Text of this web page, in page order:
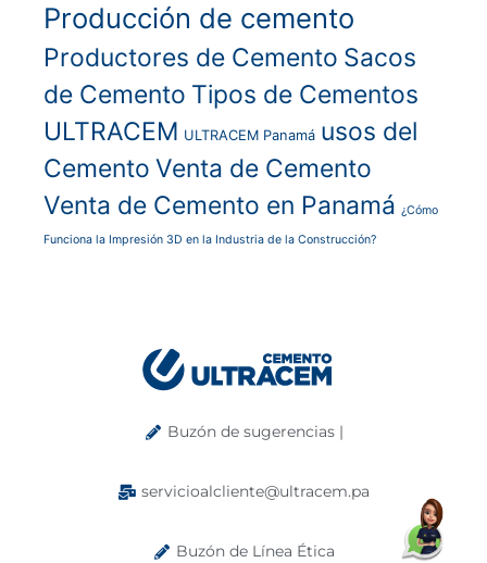
Producción de cemento
Productores de Cemento Sacos
de Cemento Tipos de Cementos
ULTRACEM ULTRACEM Panamá usos del
Cemento Venta de Cemento
Venta de Cemento en Panamá ¿Cómo
Funciona la Impresión 3D en la Industria de la Construcción?
Buzón de sugerencias |
servicioalcliente@ultracem.pa
Buzón de Línea Ética